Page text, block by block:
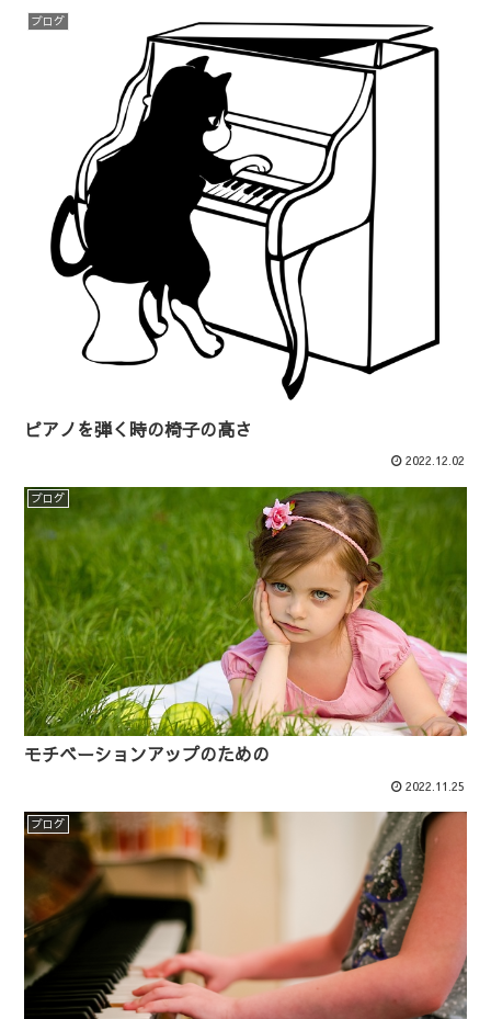
ブログ
ピアノを弾く時の椅子の高さ
2022.12.02
ブログ
モチベーションアップのための
2022.11.25
ブログ